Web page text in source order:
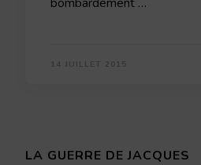
LA GUERRE DE JACQUES